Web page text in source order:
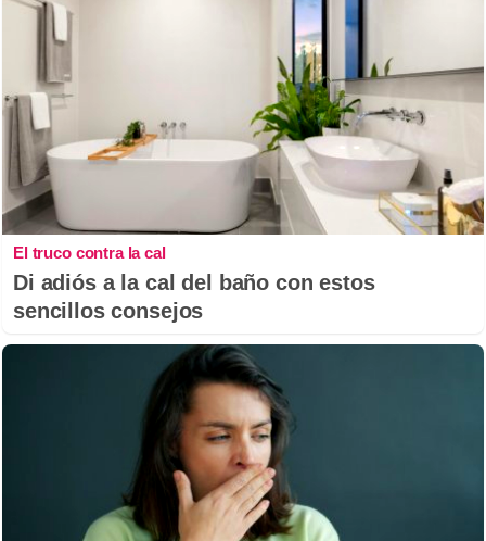
El truco contra la cal
Di adiós a la cal del baño con estos
sencillos consejos